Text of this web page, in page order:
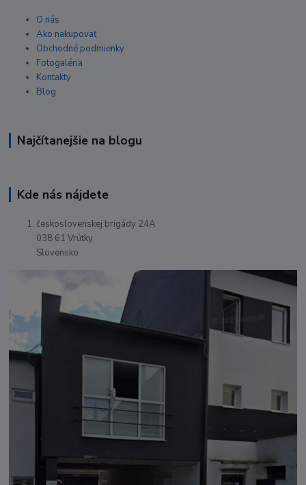
O nás
Ako nakupovať
Obchodné podmienky
Fotogaléria
Kontakty
Blog
Najčítanejšie na blogu
Kde nás nájdete
československej brigády 24A
038 61 Vrútky
Slovensko